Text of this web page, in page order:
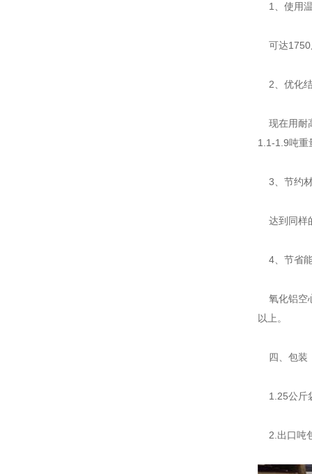
1、使用
可达1750
2、优化
现在用耐
1.1-1.9吨重
3、节约
达到同样
4、节省
氧化铝空
以上。
四、包装
1.25公斤
2.出口吨